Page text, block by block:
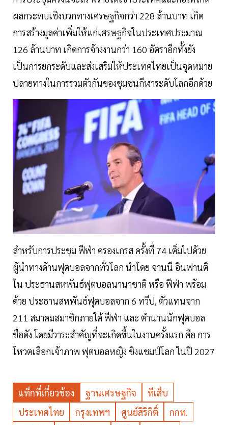
ผลกระทบเชิงบวกทางเศรษฐกิจกว่า 228 ล้านบาท เกิด
การสร้างมูลค่าเพิ่มให้แก่เศรษฐกิจในประเทศประมาณ
126 ล้านบาท เกิดการจ้างงานกว่า 160 อัตราอีกทั้งยัง
เป็นการยกระดับและส่งเสริมให้ประเทศไทยเป็นจุดหมาย
ปลายทางในการรวมตัวกันของชุมชนกีฬาระดับโลกอีกด้วย
สำหรับการประชุม ฟีฟ่า ครองเกรส ครั้งที่ 74 เต็มไปด้วย
ผู้นำทางด้านฟุตบอลจากทั่วโลก นำโดย จานนี อินฟานติ
โน ประธานสหพันธ์ฟุตบอลนานาชาติ หรือ ฟีฟ่า พร้อม
ด้วย ประธานสหพันธ์ฟุตบอลจาก 6 ทวีป, ตัวแทนจาก
211 สมาคมสมาชิกภายใต้ ฟีฟ่า และ ตำนานนักฟุตบอล
ชื่อดัง โดยมีวาระสำคัญที่จะเกิดขึ้นในงานครั้งแรก คือ การ
โหวตเลือกเจ้าภาพ ฟุตบอลหญิง ชิงแชมป์โลก ในปี 2027
แท็กที่เกี่ยวข้อง ฐานเศรษฐกิจ
ทีเส็บ
ประเทศไทย
กรุงเทพฯ ศูนย์สิริกิติ์
กกท.